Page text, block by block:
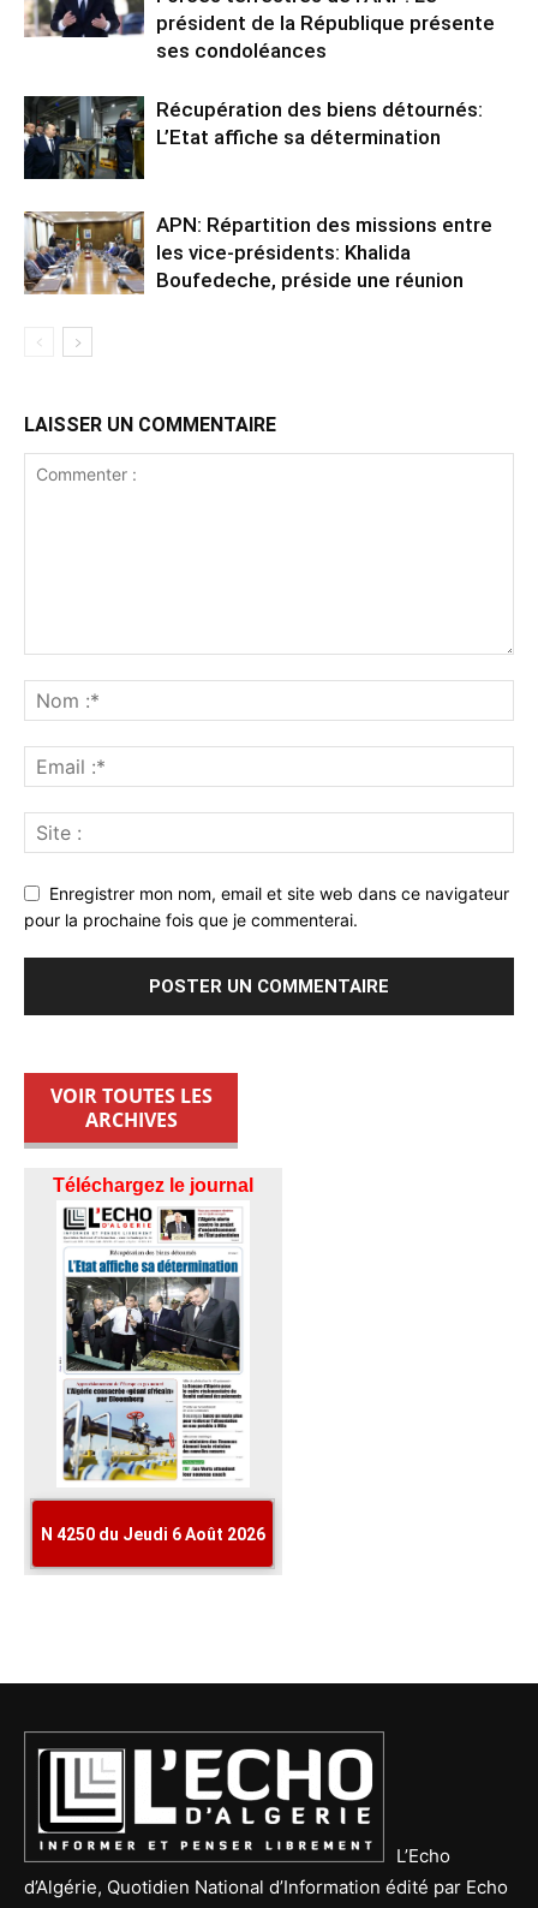
président de la République présente
ses condoléances
Récupération des biens détournés:
L’Etat affiche sa détermination
APN: Répartition des missions entre
les vice-présidents: Khalida
Boufedeche, préside une réunion
LAISSER UN COMMENTAIRE
Enregistrer mon nom, email et site web dans ce navigateur
pour la prochaine fois que je commenterai.
VOIR TOUTES LES
ARCHIVES
L’Echo
d’Algérie, Quotidien National d’Information édité par Echo